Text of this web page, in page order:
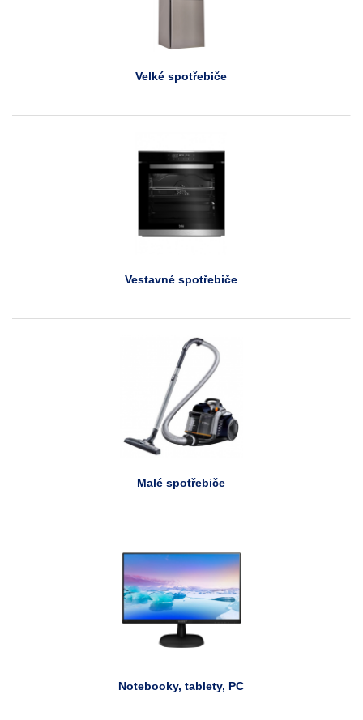
Velké spotřebiče
Vestavné spotřebiče
Malé spotřebiče
Notebooky, tablety, PC